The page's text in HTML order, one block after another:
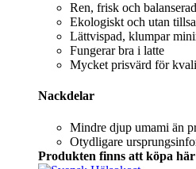
Ren, frisk och
Ekologiskt och utan
Lättvispad, klumpar
Fungerar bra i latte
Mycket prisvärd för
Nackdelar
Mindre djup umami än
Otydligare
Produkten finns att köpa